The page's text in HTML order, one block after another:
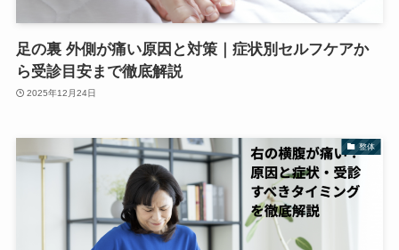
足の裏 外側が痛い原因と対策｜症状別セルフケアか
ら受診目安まで徹底解説
2025年12月24日
整体